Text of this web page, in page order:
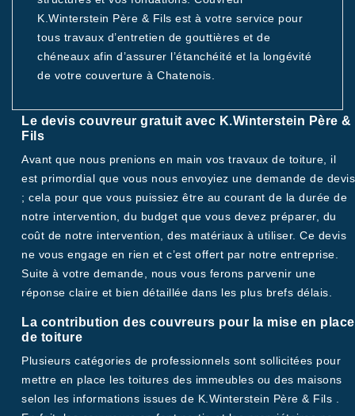
K.Winterstein Père & Fils est à votre service pour
tous travaux d’entretien de gouttières et de
chéneaux afin d’assurer l’étanchéité et la longévité
de votre couverture à Chatenois.
Le devis couvreur gratuit avec K.Winterstein Père &
Fils
Avant que nous prenions en main vos travaux de toiture, il
est primordial que vous nous envoyiez une demande de devis
; cela pour que vous puissiez être au courant de la durée de
notre intervention, du budget que vous devez préparer, du
coût de notre intervention, des matériaux à utiliser. Ce devis
ne vous engage en rien et c’est offert par notre entreprise.
Suite à votre demande, nous vous ferons parvenir une
réponse claire et bien détaillée dans les plus brefs délais.
La contribution des couvreurs pour la mise en place
de toiture
Plusieurs catégories de professionnels sont sollicitées pour
mettre en place les toitures des immeubles ou des maisons
selon les informations issues de K.Winterstein Père & Fils .